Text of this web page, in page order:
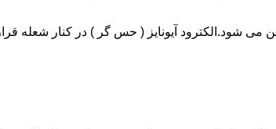
آیونایز ( حس گر ) در کنار شعله